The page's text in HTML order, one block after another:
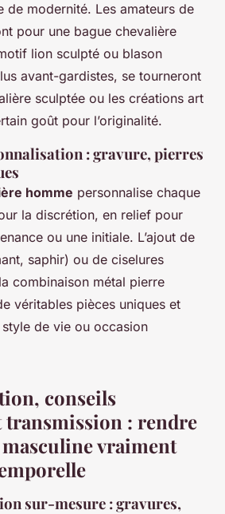
de modernité. Les amateurs de
pour une bague chevalière
lion sculpté ou blason
avant-gardistes, se tourneront
sculptée ou les créations art
goût pour l’originalité.
: gravure, pierres
homme personnalise chaque
la discrétion, en relief pour
ou une initiale. L’ajout de
saphir) ou de ciselures
combinaison métal pierre
véritables pièces uniques et
de vie ou occasion
conseils
transmission : rendre
vraiment
sur-mesure : gravures,